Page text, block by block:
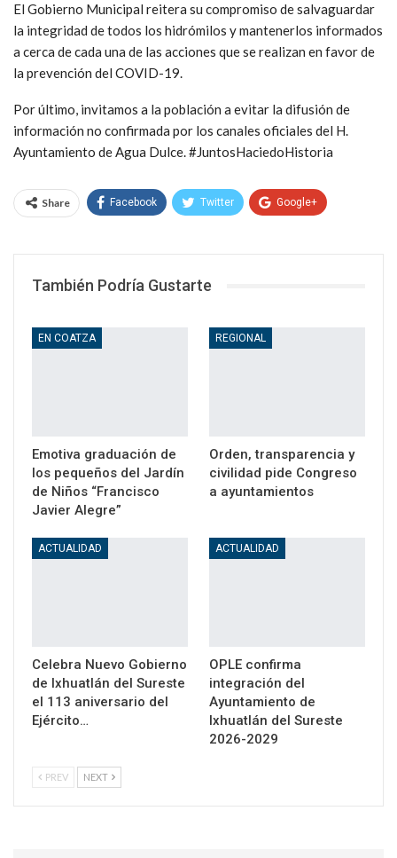
El Gobierno Municipal reitera su compromiso de salvaguardar
la integridad de todos los hidrómilos y mantenerlos informados
a cerca de cada una de las acciones que se realizan en favor de
la prevención del COVID-19.
Por último, invitamos a la población a evitar la difusión de
información no confirmada por los canales oficiales del H.
Ayuntamiento de Agua Dulce. #JuntosHaciedoHistoria
Share Facebook Twitter Google+
También Podría Gustarte
EN COATZA
Emotiva graduación de
los pequeños del Jardín
de Niños “Francisco
Javier Alegre”
REGIONAL
Orden, transparencia y
civilidad pide Congreso
a ayuntamientos
ACTUALIDAD
Celebra Nuevo Gobierno
de Ixhuatlán del Sureste
el 113 aniversario del
Ejército…
ACTUALIDAD
OPLE confirma
integración del
Ayuntamiento de
Ixhuatlán del Sureste
2026-2029
PREV NEXT